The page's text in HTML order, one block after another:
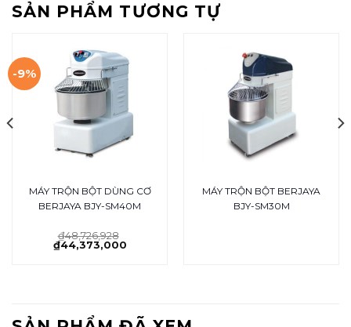
SẢN PHẨM TƯƠNG TỰ
-9%
MÁY TRỘN BỘT DÙNG CƠ
BERJAYA BJY-SM40M
₫48,726,928
₫44,373,000
MÁY TRỘN BỘT BERJAYA
BJY-SM30M